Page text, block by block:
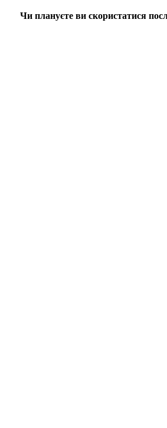
Чи плануєте ви скористатися